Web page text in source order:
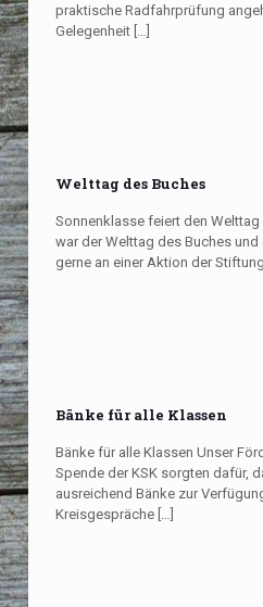
praktische Radfahrprüfung
Gelegenheit[…]
Welttag des Buches
Sonnenklasse feiert den Welttag
war der Welttag des Buches
gerne an einer Aktion der
Bänke für alle Klassen
Bänke für alle Klassen Unser
Spende der KSK sorgten dafür,
ausreichend Bänke zur
Kreisgespräche[…]